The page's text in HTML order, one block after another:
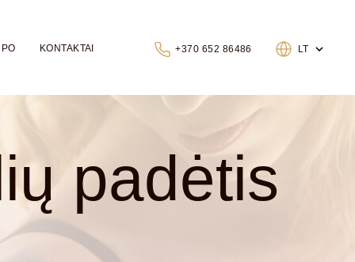
KONTAKTAI +370 652 86486 LT
padėtis